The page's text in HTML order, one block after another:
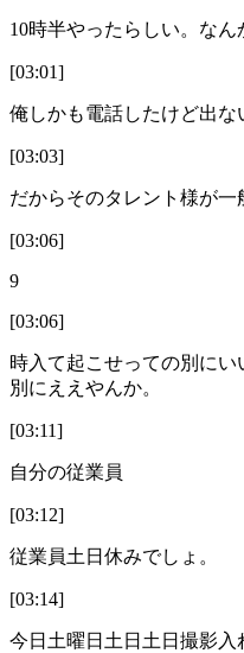
10時半やったらしい。なん
[03:01]
俺しかも電話したけど出な
[03:03]
だからそのタレント様が一
[03:06]
9
[03:06]
時入て起こせっての別に
別にええやんか。
[03:11]
自分の従業員
[03:12]
従業員土日休みでしょ。
[03:14]
今日土曜日土日土日撮影